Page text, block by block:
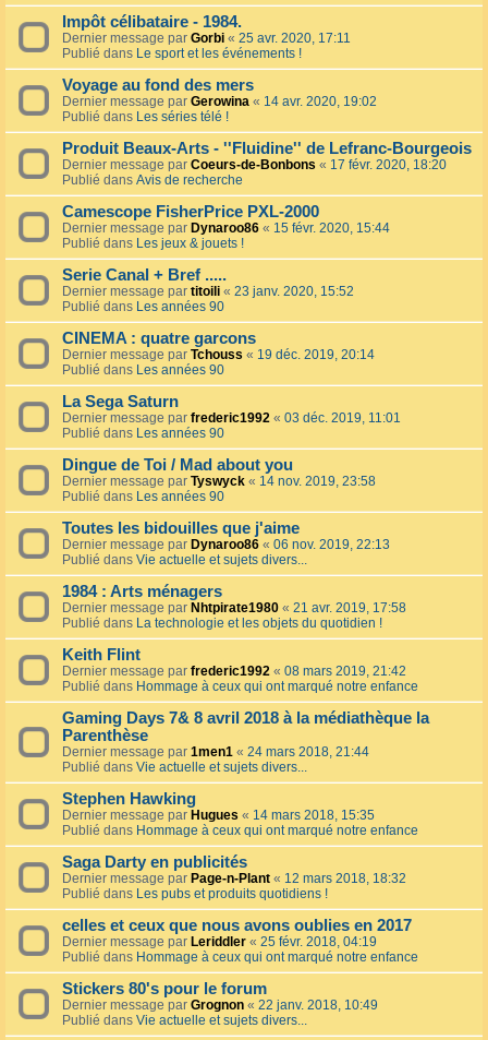
Impôt célibataire - 1984.
Dernier message par Gorbi « 25 avr. 2020, 17:11
Publié dans Le sport et les événements !
Voyage au fond des mers
Dernier message par Gerowina « 14 avr. 2020, 19:02
Publié dans Les séries télé !
Produit Beaux-Arts - ''Fluidine'' de Lefranc-Bourgeois
Dernier message par Coeurs-de-Bonbons « 17 févr. 2020, 18:20
Publié dans Avis de recherche
Camescope FisherPrice PXL-2000
Dernier message par Dynaroo86 « 15 févr. 2020, 15:44
Publié dans Les jeux & jouets !
Serie Canal + Bref .....
Dernier message par titoili « 23 janv. 2020, 15:52
Publié dans Les années 90
CINEMA : quatre garcons
Dernier message par Tchouss « 19 déc. 2019, 20:14
Publié dans Les années 90
La Sega Saturn
Dernier message par frederic1992 « 03 déc. 2019, 11:01
Publié dans Les années 90
Dingue de Toi / Mad about you
Dernier message par Tyswyck « 14 nov. 2019, 23:58
Publié dans Les années 90
Toutes les bidouilles que j'aime
Dernier message par Dynaroo86 « 06 nov. 2019, 22:13
Publié dans Vie actuelle et sujets divers...
1984 : Arts ménagers
Dernier message par Nhtpirate1980 « 21 avr. 2019, 17:58
Publié dans La technologie et les objets du quotidien !
Keith Flint
Dernier message par frederic1992 « 08 mars 2019, 21:42
Publié dans Hommage à ceux qui ont marqué notre enfance
Gaming Days 7& 8 avril 2018 à la médiathèque la
Parenthèse
Dernier message par 1men1 « 24 mars 2018, 21:44
Publié dans Vie actuelle et sujets divers...
Stephen Hawking
Dernier message par Hugues « 14 mars 2018, 15:35
Publié dans Hommage à ceux qui ont marqué notre enfance
Saga Darty en publicités
Dernier message par Page-n-Plant « 12 mars 2018, 18:32
Publié dans Les pubs et produits quotidiens !
celles et ceux que nous avons oublies en 2017
Dernier message par Leriddler « 25 févr. 2018, 04:19
Publié dans Hommage à ceux qui ont marqué notre enfance
Stickers 80's pour le forum
Dernier message par Grognon « 22 janv. 2018, 10:49
Publié dans Vie actuelle et sujets divers...